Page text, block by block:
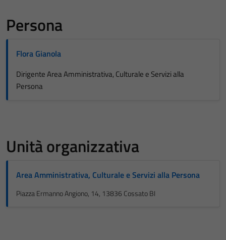
Persona
Flora Gianola
Dirigente Area Amministrativa, Culturale e Servizi alla
Persona
Unità organizzativa
Area Amministrativa, Culturale e Servizi alla Persona
Piazza Ermanno Angiono, 14, 13836 Cossato BI